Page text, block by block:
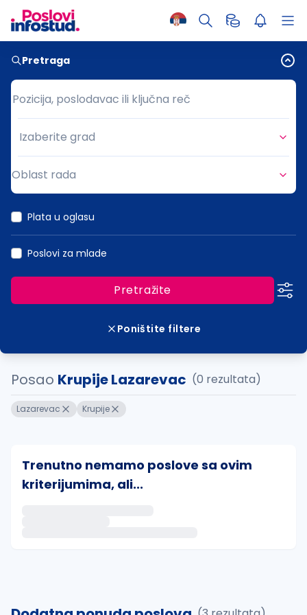
Pretraga
Pozicija, poslodavac ili ključna reč
Pozicija, poslodavac ili ključna reč
Grad
Izaberite grad
Oblast rada
Plata u oglasu
Poslovi za mlade
Pretražite
Poništite filtere
Posao Krupije Lazarevac (0 rezultata)
Lazarevac Krupije
Trenutno nemamo poslove sa ovim
kriterijumima, ali...